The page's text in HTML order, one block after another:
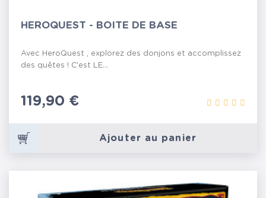
HEROQUEST - BOITE DE BASE
Avec HeroQuest , explorez des donjons et accomplissez
des quêtes ! C'est LE...
Prix
119,90 €
Ajouter au panier